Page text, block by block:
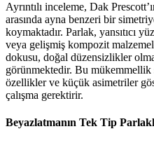
Ayrıntılı inceleme, Dak
arasında ayna benzeri bir
koymaktadır. Parlak, yansıtıcı
veya gelişmiş kompozit
dokusu, doğal düzensizlikler
görünmektedir. Bu
özellikler ve küçük asimetriler
çalışma gerektirir.
Beyazlatmanın Tek Tip